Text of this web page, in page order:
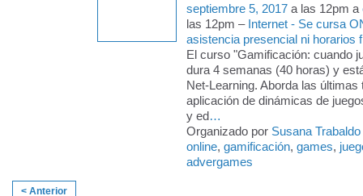
septiembre 5, 2017 a las 12pm a
las 12pm – Internet - Se cursa
asistencia presencial ni horarios
El curso "Gamificación: cuando
dura 4 semanas (40 horas) y
Net-Learning. Aborda las últimas
aplicación de dinámicas de
y ed…
Organizado por Susana Trabaldo
online, gamificación, games,
advergames
< Anterior